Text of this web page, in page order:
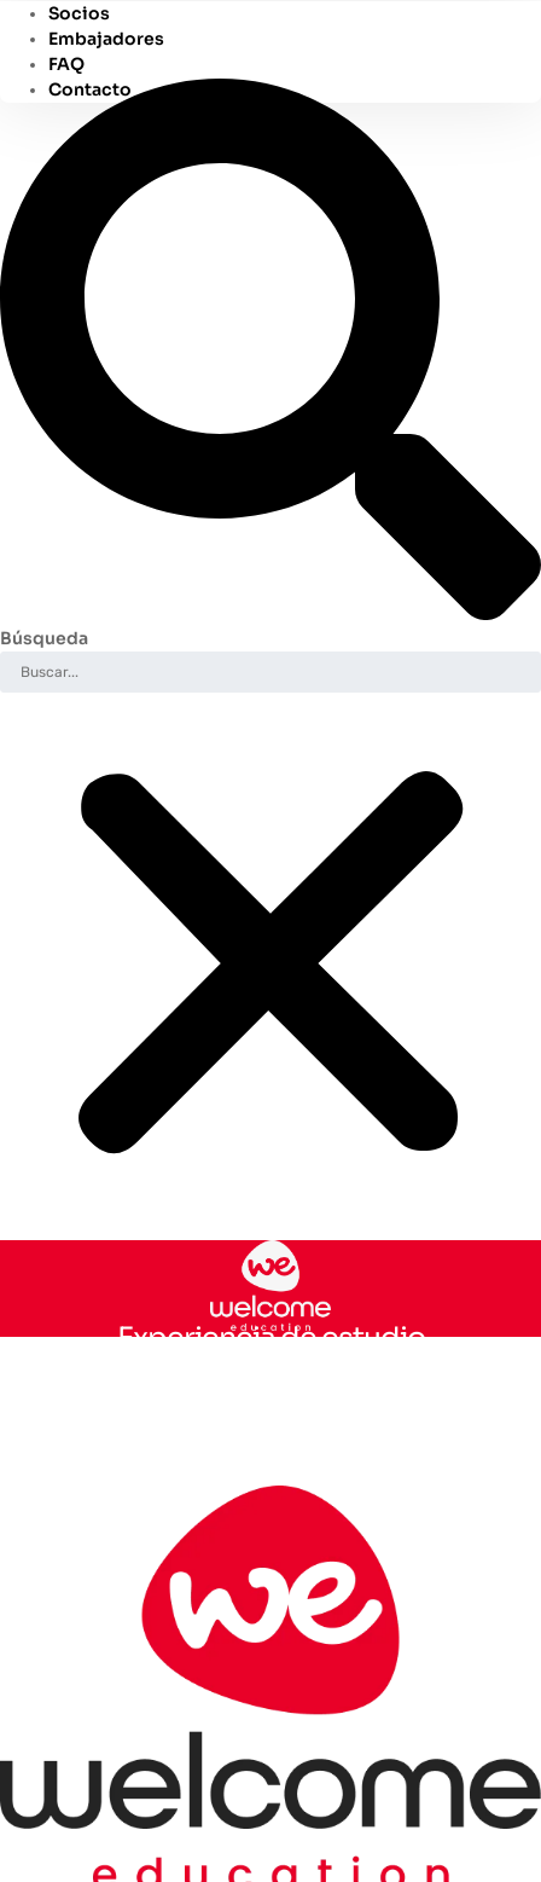
Socios
Embajadores
FAQ
Contacto
Búsqueda
Experiencia de estudio
PROGRAMAS DE ESTUDIO